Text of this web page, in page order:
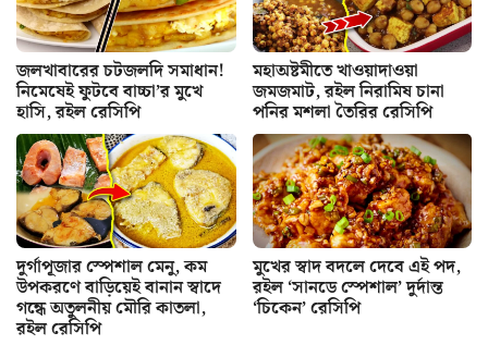
জলখাবারের চটজলদি সমাধান!
নিমেষেই ফুটবে বাচ্চা’র মুখে
হাসি, রইল রেসিপি
মহাঅষ্টমীতে খাওয়াদাওয়া
জমজমাট, রইল নিরামিষ চানা
পনির মশলা তৈরির রেসিপি
দুর্গাপূজার স্পেশাল মেনু, কম
উপকরণে বাড়িয়েই বানান স্বাদে
গন্ধে অতুলনীয় মৌরি কাতলা,
রইল রেসিপি
মুখের স্বাদ বদলে দেবে এই পদ,
রইল ‘সানডে স্পেশাল’ দুর্দান্ত
‘চিকেন’ রেসিপি